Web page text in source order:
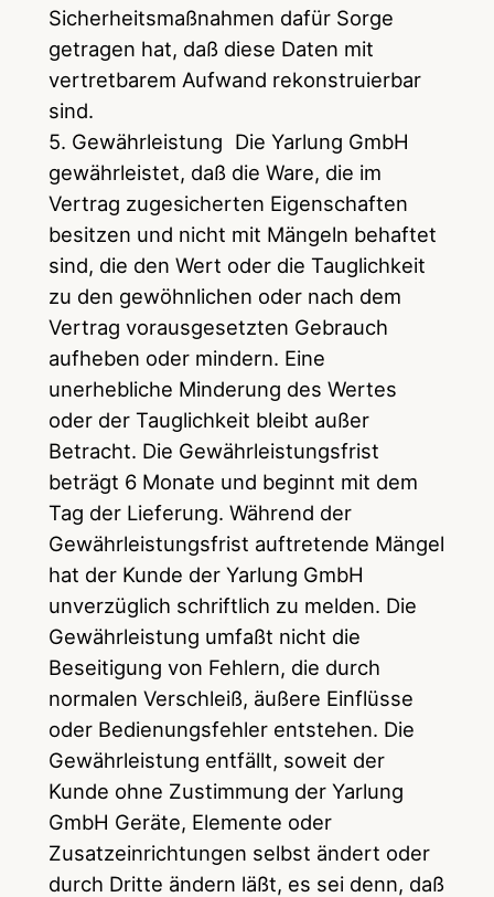
Sicherheitsmaßnahmen dafür Sorge
getragen hat, daß diese Daten mit
vertretbarem Aufwand rekonstruierbar
sind.
5. Gewährleistung Die Yarlung GmbH
gewährleistet, daß die Ware, die im
Vertrag zugesicherten Eigenschaften
besitzen und nicht mit Mängeln behaftet
sind, die den Wert oder die Tauglichkeit
zu den gewöhnlichen oder nach dem
Vertrag vorausgesetzten Gebrauch
aufheben oder mindern. Eine
unerhebliche Minderung des Wertes
oder der Tauglichkeit bleibt außer
Betracht. Die Gewährleistungsfrist
beträgt 6 Monate und beginnt mit dem
Tag der Lieferung. Während der
Gewährleistungsfrist auftretende Mängel
hat der Kunde der Yarlung GmbH
unverzüglich schriftlich zu melden. Die
Gewährleistung umfaßt nicht die
Beseitigung von Fehlern, die durch
normalen Verschleiß, äußere Einflüsse
oder Bedienungsfehler entstehen. Die
Gewährleistung entfällt, soweit der
Kunde ohne Zustimmung der Yarlung
GmbH Geräte, Elemente oder
Zusatzeinrichtungen selbst ändert oder
durch Dritte ändern läßt, es sei denn, daß